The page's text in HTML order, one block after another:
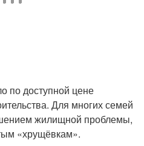
по доступной цене
Для многих семей
жилищной проблемы,
«хрущёвкам».